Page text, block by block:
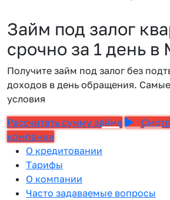
Займ под залог
срочно за 1 день в
Получите займ под залог без
доходов в день обращения.
условия
Рассчитать сумму займа
компании
О кредитовании
Тарифы
О компании
Часто задаваемые вопросы